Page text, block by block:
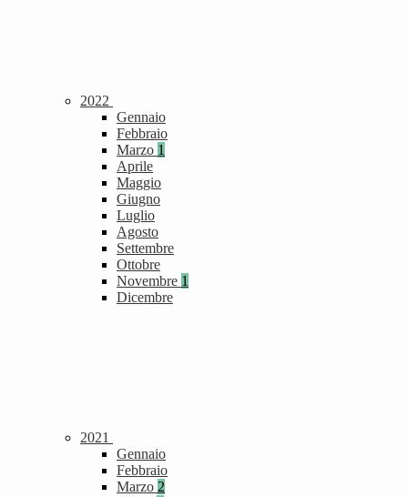
2022
Gennaio
Febbraio
Marzo 1
Aprile
Maggio
Giugno
Luglio
Agosto
Settembre
Ottobre
Novembre 1
Dicembre
2021
Gennaio
Febbraio
Marzo 2